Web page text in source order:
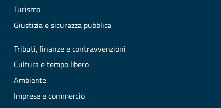
Turismo
Giustizia e sicurezza pubblica
Tributi, finanze e contravvenzioni
Cultura e tempo libero
Ambiente
Imprese e commercio